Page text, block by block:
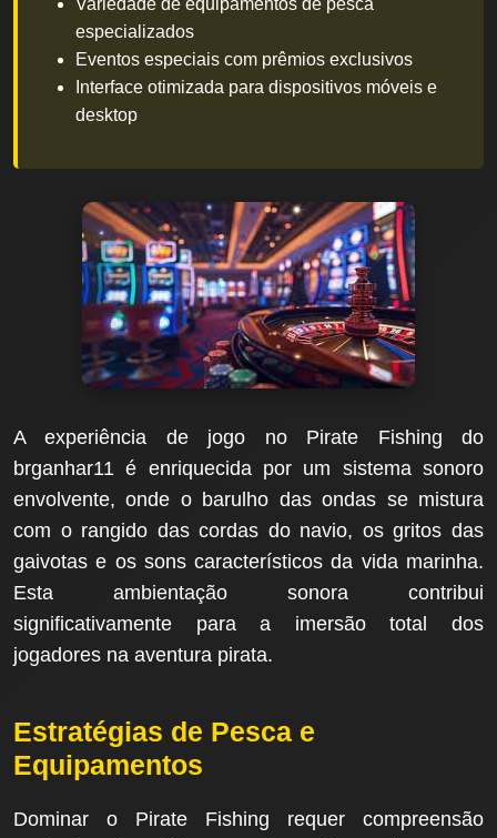
Variedade de equipamentos de pesca
especializados
Eventos especiais com prêmios exclusivos
Interface otimizada para dispositivos móveis e
desktop
A experiência de jogo no Pirate Fishing do
brganhar11 é enriquecida por um sistema sonoro
envolvente, onde o barulho das ondas se mistura
com o rangido das cordas do navio, os gritos das
gaivotas e os sons característicos da vida marinha.
Esta ambientação sonora contribui
significativamente para a imersão total dos
jogadores na aventura pirata.
Estratégias de Pesca e
Equipamentos
Dominar o Pirate Fishing requer compreensão